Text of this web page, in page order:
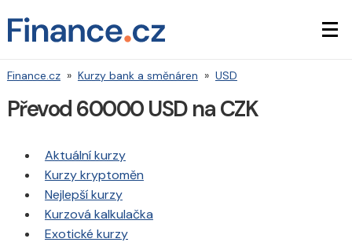
Finance.cz » Kurzy bank a směnáren » USD
Převod 60000 USD na CZK
Aktuální kurzy
Kurzy kryptoměn
Nejlepší kurzy
Kurzová kalkulačka
Exotické kurzy